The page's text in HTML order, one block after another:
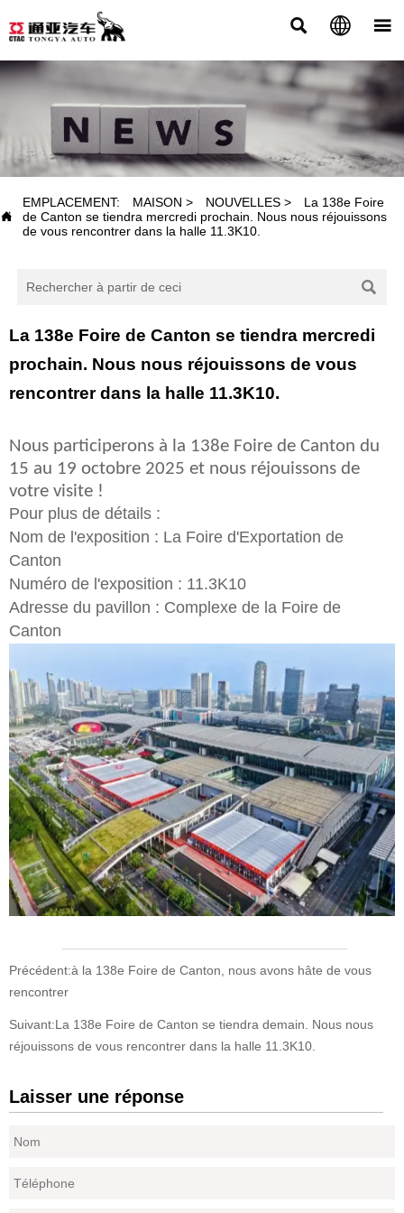
  
NOUVELLES

EMPLACEMENT: MAISON > NOUVELLES >
La 138e Foire
de Canton se tiendra mercredi prochain. Nous nous réjouissons
de vous rencontrer dans la halle 11.3K10.

La 138e Foire de Canton se tiendra mercredi
prochain. Nous nous réjouissons de vous
rencontrer dans la halle 11.3K10.
Nous participerons à la 138e Foire de Canton du
15 au 19 octobre 2025 et nous réjouissons de
votre visite !
Pour plus de détails :
Nom de l'exposition : La Foire d'Exportation de
Canton
Numéro de l'exposition : 11.3K10
Adresse du pavillon : Complexe de la Foire de
Canton
Précédent:à la 138e Foire de Canton, nous avons hâte de vous
rencontrer
Suivant:La 138e Foire de Canton se tiendra demain. Nous nous
réjouissons de vous rencontrer dans la halle 11.3K10.
Laisser une réponse